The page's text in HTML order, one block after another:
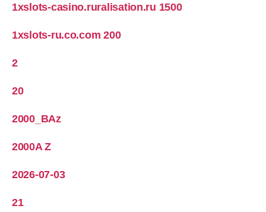
1xslots-casino.ruralisation.ru 1500
1xslots-ru.co.com 200
2
20
2000_BAz
2000A Z
2026-07-03
21